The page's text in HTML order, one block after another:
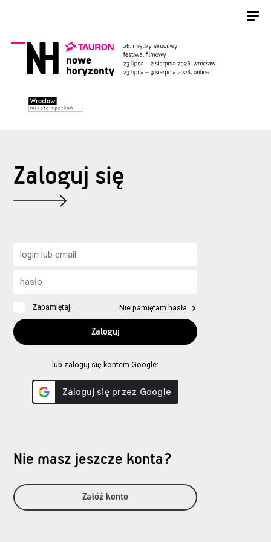
Zaloguj się
Zapamiętaj Nie pamiętam hasła
lub zaloguj się kontem Google:
Nie masz jeszcze konta?
Załóż konto